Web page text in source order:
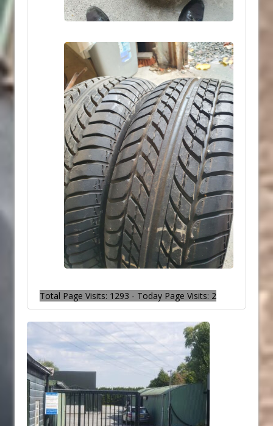
Total Page Visits: 1293 - Today Page Visits: 2